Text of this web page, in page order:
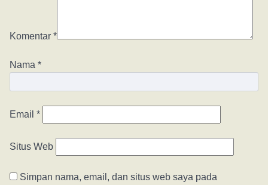
Komentar *
Nama *
Email *
Situs Web
Simpan nama, email, dan situs web saya pada